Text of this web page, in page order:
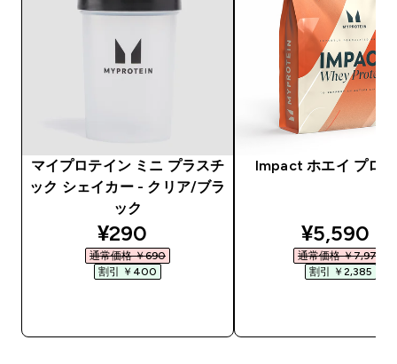
マイプロテイン ミニ プラスチ
ック シェイカー - クリア/ブラ
ック
discounted price
¥290‎
通常価格 ￥690‎
割引 ￥400‎
Impact ホエイ プロ
¥5,590‎
通常価格 ￥7,975‎
割引 ￥2,385‎